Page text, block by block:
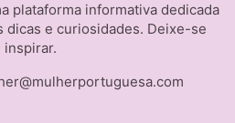
plataforma informativa dedicada
dicas e curiosidades. Deixe-se
inspirar.